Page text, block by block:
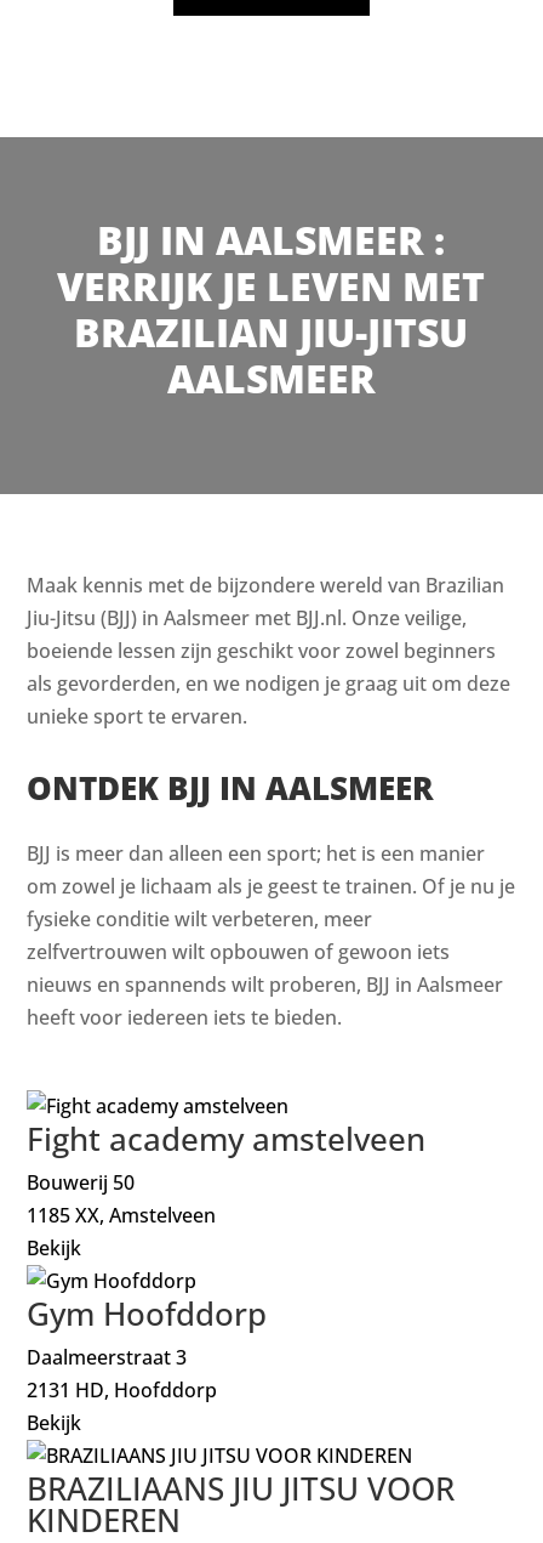
BJJ IN AALSMEER :
VERRIJK JE LEVEN MET
BRAZILIAN JIU-JITSU
AALSMEER
Maak kennis met de bijzondere wereld van Brazilian
Jiu-Jitsu (BJJ) in Aalsmeer met BJJ.nl. Onze veilige,
boeiende lessen zijn geschikt voor zowel beginners
als gevorderden, en we nodigen je graag uit om deze
unieke sport te ervaren.
ONTDEK BJJ IN AALSMEER
BJJ is meer dan alleen een sport; het is een manier
om zowel je lichaam als je geest te trainen. Of je nu je
fysieke conditie wilt verbeteren, meer
zelfvertrouwen wilt opbouwen of gewoon iets
nieuws en spannends wilt proberen, BJJ in Aalsmeer
heeft voor iedereen iets te bieden.
Fight academy amstelveen
Bouwerij 50
1185 XX, Amstelveen
Bekijk
Gym Hoofddorp
Daalmeerstraat 3
2131 HD, Hoofddorp
Bekijk
BRAZILIAANS JIU JITSU VOOR
KINDEREN